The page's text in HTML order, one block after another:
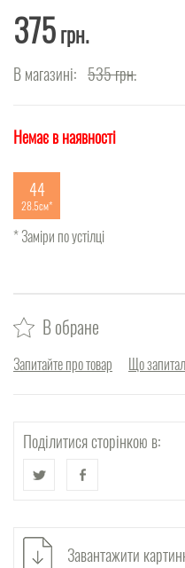
375грн.
В магазині: 535грн.
Немає в наявності
44
28.5см
* Заміри по устілці
В обране
Запитайте про товар Що
Поділитися сторінкою в:
Завантажити